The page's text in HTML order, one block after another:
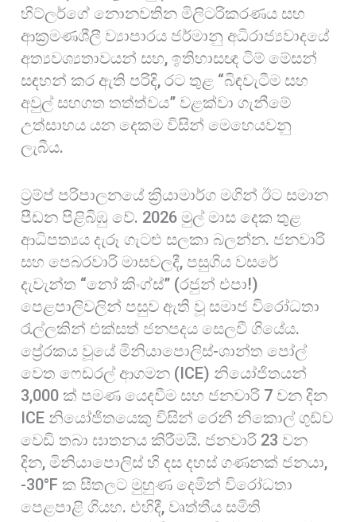
හිට්ලර්ගේ නොනවතින මිලිටරිකරණය සහ
ආක්‍රමණශීලී ව්‍යාපාරය ජර්මානු අධිරාජ්‍යවාදයේ
අත්‍යවශ්‍යතාවයන් සහ, ඉතිහාසඥ ටිම් මේසන්
සඳහන් කර ඇති පරිදි, රට තුළ “බිඳවැටීම සහ
අවුල් සහගත තත්ත්වය” වළක්වා ගැනීමේ
උත්සාහය යන දෙකම විසින් මෙහෙයවනු
ලැබීය.
ට්‍රම්ප් පරිපාලනයේ ක්‍රියාමාර්ග මගින් ඊට සමාන
පීඩන පිළිබිඹු වේ. 2026 මුල් මාස දෙක තුළ
ආධිපත්‍යය දැරූ ගැටළු සලකා බලන්න. ජනවාරි
සහ පෙබරවාරි මාසවලදී, පසුගිය වසරේ
දැවැන්ත “නෝ කිංග්ස්” (රජුන් එපා!)
පෙළපාලිවලින් පසුව ඇති වූ සමාජ විරෝධතා
රැල්ලකින් එක්සත් ජනපදය සෙලවී ගියේය.
ප්‍රේරකය වූයේ මිනියාපොලිස්-ශාන්ත පෝල්
වෙත ෆෙඩරල් ආගමන (ICE) නියෝජිතයන්
3,000 ක් පමණ යෙදවීම සහ ජනවාරි 7 වන දින
ICE නියෝජිතයෙකු විසින් රෙනී නිකොල් ගුඩ්ව
වෙඩි තබා ඝාතනය කිරීමයි. ජනවාරි 23 වන
දින, මිනියාපොලිස් හි දස දහස් ගණනක් ජනයා,
-30°F ක සීතලට මුහුණ දෙමින් විරෝධතා
පෙළපාළි ගියහ. එහිදී, වෘත්තීය සමිති